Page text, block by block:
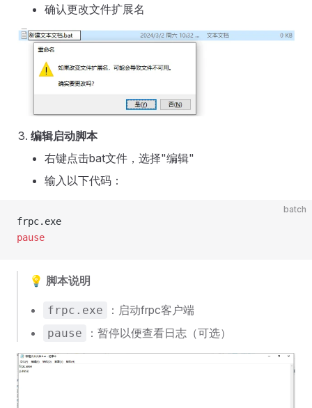
确认更改文件扩展名
编辑启动脚本
右键点击bat文件，选择"编辑"
输入以下代码：
batch
frpc.exe
pause
💡 脚本说明
frpc.exe ：启动frpc客户端
pause ：暂停以便查看日志（可选）